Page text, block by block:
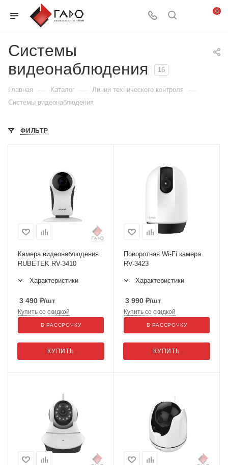
0
Системы
видеонаблюдения
16
Главная — Каталог — Линии технического контроля —
Системы видеонаблюдения
ФИЛЬТР
Камера видеонаблюдения
RUBETEK RV-3410
Характеристики
3 490 ₽/шт
КУПИТЬ
Купить со скидкой
В РАССРОЧКУ
Поворотная Wi-Fi камера
RV-3423
Характеристики
3 990 ₽/шт
КУПИТЬ
Купить со скидкой
В РАССРОЧКУ